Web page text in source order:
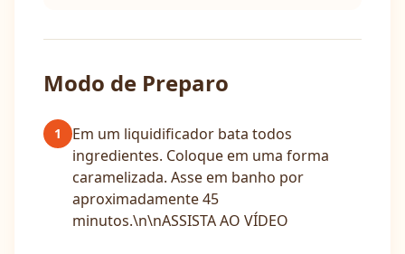
Modo de Preparo
1
Em um liquidificador bata todos
ingredientes. Coloque em uma forma
caramelizada. Asse em banho por
aproximadamente 45
minutos.\n\nASSISTA AO VÍDEO